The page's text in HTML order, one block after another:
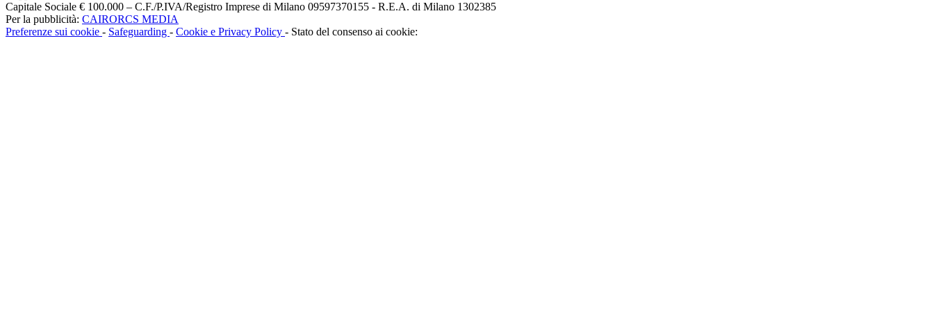
Capitale Sociale € 100.000 – C.F./P.IVA/Registro Imprese di Milano 09597370155 - R.E.A. di Milano 1302385
Per la pubblicità: CAIRORCS MEDIA
Preferenze sui cookie - Safeguarding - Cookie e Privacy Policy - Stato del consenso ai cookie: